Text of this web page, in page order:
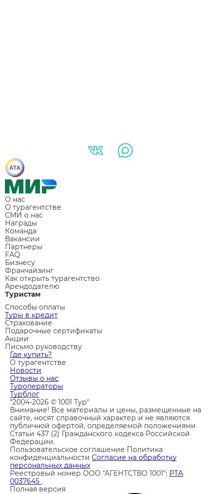
О нас
О турагентстве
СМИ о нас
Награды
Команда
Вакансии
Партнеры
FAQ
Бизнесу
Франчайзинг
Как открыть турагентство
Арендодателю
Туристам
Способы оплаты
Туры в кредит
Страхование
Подарочные сертификаты
Акции
Письмо руководству
Где купить?
О турагентстве
Новости
Отзывы о нас
Туроператоры
Турблог
"2004-2026 © 1001 Тур"
Внимание! Все материалы и цены, размещенные на
сайте, носят справочный характер и не являются
публичной офертой, определяемой положениями
Статьи 437 (2) Гражданского кодекса Российской
Федерации.
Пользовательское соглашение Политика
конфиденциальности Согласие на обработку
персональных данных
Реестровый номер ООО "АГЕНТСТВО 1001": РТА
0037645 .
Полная версия